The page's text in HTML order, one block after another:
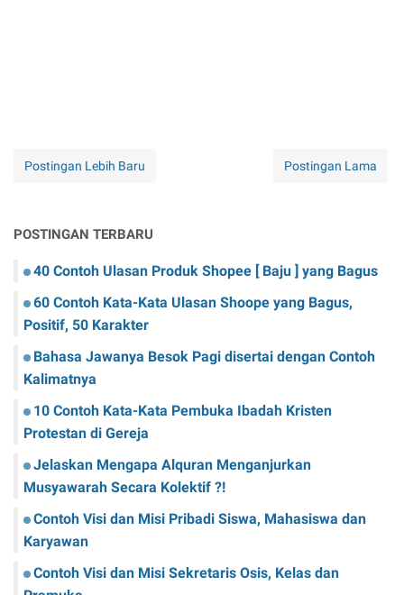
Postingan Lebih Baru Postingan Lama
POSTINGAN TERBARU
40 Contoh Ulasan Produk Shopee [ Baju ] yang Bagus
60 Contoh Kata-Kata Ulasan Shoope yang Bagus,
Positif, 50 Karakter
Bahasa Jawanya Besok Pagi disertai dengan Contoh
Kalimatnya
10 Contoh Kata-Kata Pembuka Ibadah Kristen
Protestan di Gereja
Jelaskan Mengapa Alquran Menganjurkan
Musyawarah Secara Kolektif ?!
Contoh Visi dan Misi Pribadi Siswa, Mahasiswa dan
Karyawan
Contoh Visi dan Misi Sekretaris Osis, Kelas dan